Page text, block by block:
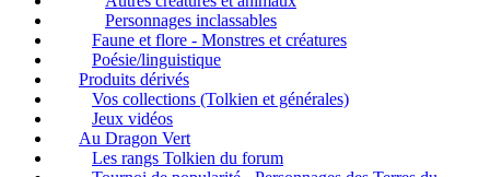
Personnages inclassables
Faune et flore - Monstres et créatures
Poésie/linguistique
Produits dérivés
Vos collections (Tolkien et générales)
Jeux vidéos
Au Dragon Vert
Les rangs Tolkien du forum